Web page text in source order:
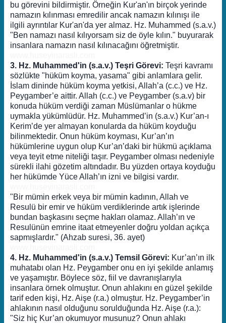
bu görevini bildirmiştir. Örneğin Kur'an'ın birçok yerinde
namazın kılınması emredilir ancak namazın kılınışı ile
ilgili ayrıntılar Kur'an'da yer almaz. Hz. Muhammed (s.a.v.)
"Ben namazı nasıl kılıyorsam siz de öyle kılın." buyurarak
insanlara namazın nasıl kılınacağını öğretmiştir.
3. Hz. Muhammed'in (s.a.v.) Teşri Görevi: Teşri kavramı
sözlükte "hüküm koyma, yasama" gibi anlamlara gelir.
İslam dininde hüküm koyma yetkisi, Allah’a (c.c.) ve Hz.
Peygamber’e aittir. Allah (c.c.) ve Peygamber (s.a.v) bir
konuda hüküm verdiği zaman Müslümanlar o hükme
uymakla yükümlüdür. Hz. Muhammed’in (s.a.v.) Kur’an-ı
Kerim’de yer almayan konularda da hüküm koyduğu
bilinmektedir. Onun hüküm koyması, Kur’an’ın
hükümlerine uygun olup Kur’an’daki bir hükmü açıklama
veya teyit etme niteliği taşır. Peygamber olması nedeniyle
sürekli ilahi gözetim altındadır. Bu yüzden ortaya koyduğu
her hükümde Yüce Allah’ın izni ve bilgisi vardır.
"Bir mümin erkek veya bir mümin kadının, Allah ve
Resulü bir emir ve hüküm verdiklerinde artık işlerinde
bundan başkasını seçme hakları olamaz. Allah’ın ve
Resulünün emrine itaat etmeyenler doğru yoldan açıkça
sapmışlardır." (Ahzab suresi, 36. ayet)
4. Hz. Muhammed'in (s.a.v.) Temsil Görevi: Kur’an’ın ilk
muhatabı olan Hz. Peygamber onu en iyi şekilde anlamış
ve yaşamıştır. Böylece söz, fiil ve davranışlarıyla
insanlara örnek olmuştur. Onun ahlakını en güzel şekilde
tarif eden kişi, Hz. Aişe (r.a.) olmuştur. Hz. Peygamber’in
ahlakının nasıl olduğunu sorulduğunda Hz. Aişe (r.a.):
"Siz hiç Kur’an okumuyor musunuz? Onun ahlakı